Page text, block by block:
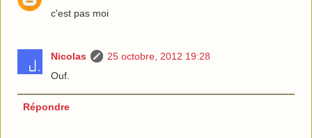
c'est pas moi
Nicolas
25 octobre, 2012 19:28
Ouf.
Répondre